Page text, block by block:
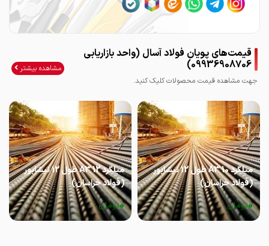
قیمت‌های پویان فولاد آسال (واحد بازاریابی
09936908706)
جهت مشاهده قیمت محصولات کلیک کنید.
مشاهده بیشتر
میلگرد 10 A3 طول 12 نیشابور
(فولاد خراسان)
0تومان
میلگرد 12 A3 طول 12 نیشابور
(فولاد خراسان)
0تومان